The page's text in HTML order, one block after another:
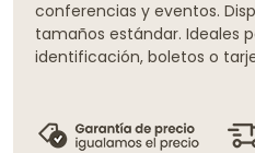
conferencias y eventos.
tamaños estándar. Ideales
identificación, boletos o